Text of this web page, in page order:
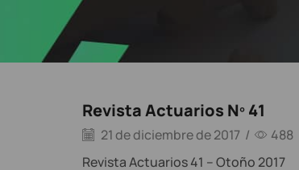
Revista Actuarios Nº 41
21 de diciembre de 2017 /
488
Revista Actuarios 41 – Otoño 2017